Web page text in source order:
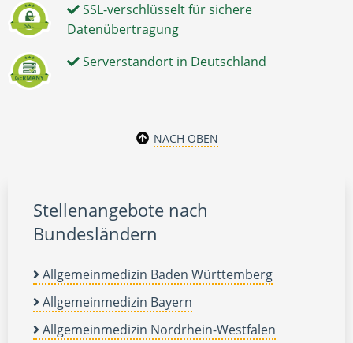
SSL-verschlüsselt für sichere
Datenübertragung
Serverstandort in Deutschland
NACH OBEN
Stellenangebote nach
Bundesländern
Allgemeinmedizin Baden Württemberg
Allgemeinmedizin Bayern
Allgemeinmedizin Nordrhein-Westfalen